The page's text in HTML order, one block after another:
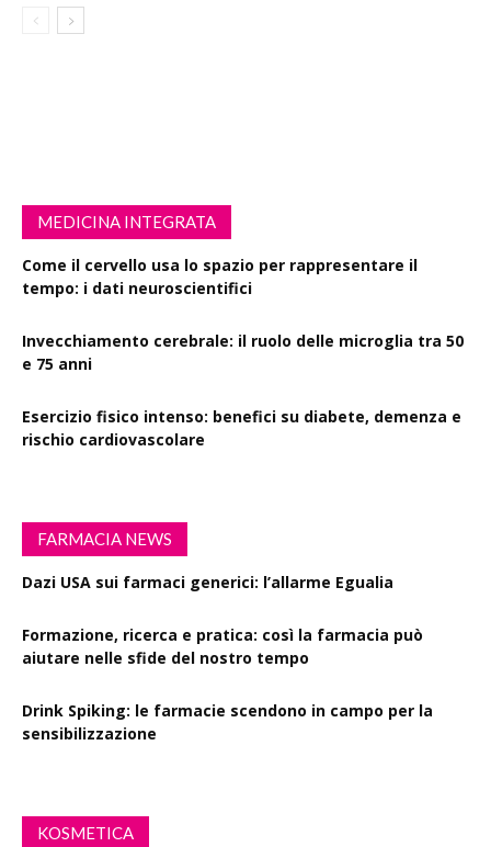
MEDICINA INTEGRATA
Come il cervello usa lo spazio per rappresentare il
tempo: i dati neuroscientifici
Invecchiamento cerebrale: il ruolo delle microglia tra 50
e 75 anni
Esercizio fisico intenso: benefici su diabete, demenza e
rischio cardiovascolare
FARMACIA NEWS
Dazi USA sui farmaci generici: l’allarme Egualia
Formazione, ricerca e pratica: così la farmacia può
aiutare nelle sfide del nostro tempo
Drink Spiking: le farmacie scendono in campo per la
sensibilizzazione
KOSMETICA